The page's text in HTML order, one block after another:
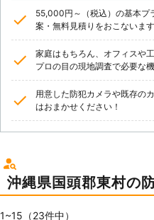
55,000円～（税込）の基本プ
案・無料見積りをおこないます
家庭はもちろん、オフィスや
プロの目の現地調査で必要な
用意した防犯カメラや既存の
はおまかせください！
沖縄県国頭郡東村の
1~15（23件中）